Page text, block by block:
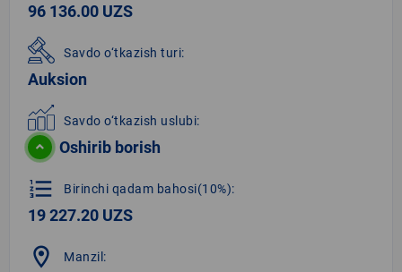
96 136.00 UZS
Savdo o‘tkazish turi:
Auksion
Savdo o‘tkazish uslubi:
Oshirib borish
format_list_numbered Birinchi qadam bahosi(10%):
19 227.20 UZS
location_on Manzil: